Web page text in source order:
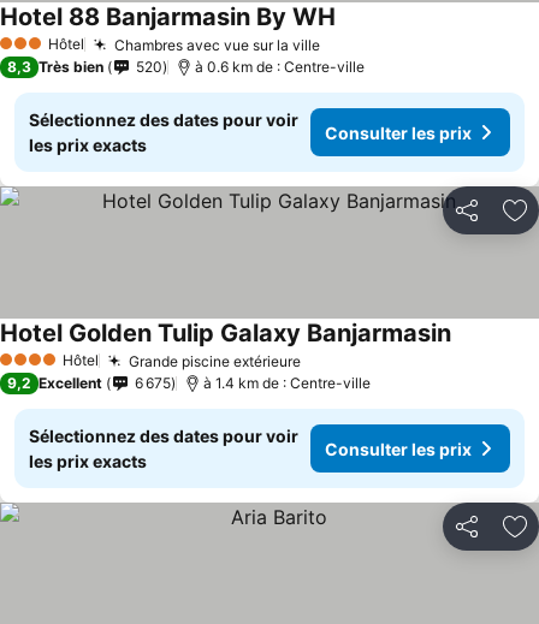
3 ÉtoilesHôtel Chambres avec vue sur la ville
Hotel 88 Banjarmasin By WH
8,3 Très bien 520 à 0.6 km de : Centre-ville
Sélectionnez des dates pour voir
les prix exacts
Consulter les prix
Partager
4 Étoiles Hôtel Grande piscine extérieure
Hotel Golden Tulip Galaxy Banjarmasin
9,2 Excellent 6 675 à 1.4 km de : Centre-ville
Sélectionnez des dates pour voir
les prix exacts
Consulter les prix
Partager